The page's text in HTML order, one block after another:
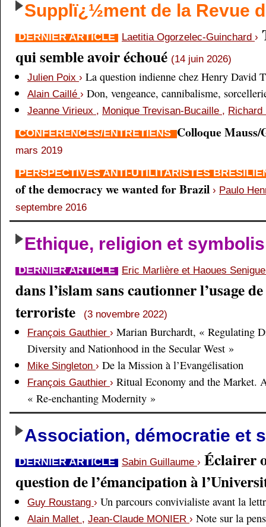
Supplï¿½ment de la Revue
DERNIER ARTICLE Laetitia Ogorzelec-Guinchard ›
qui semble avoir échoué (14 juin 2026)
Julien Poix › La question indienne chez Henry David
Alain Caillé › Don, vengeance, cannibalisme,
Jeanne Virieux , Monique Trevisan-Bucaille ,
CONFÉRENCES/ENTRETIENS Colloque
mars 2019
PERSPECTIVES ANTI-UTILITARISTES
of the democracy we wanted for Brazil › Paulo
septembre 2016
Ethique, religion et
DERNIER ARTICLE Eric Marlière et Haoues
dans l’islam sans cautionner l’usage
terroriste
(3 novembre 2022)
François Gauthier › Marian Burchardt, « Regulating
Diversity and Nationhood in the Secular West »
Mike Singleton › De la Mission à l’Evangélisation
François Gauthier › Ritual Economy and the Market.
« Re-enchanting Modernity »
Association, démocratie et
DERNIER ARTICLE Sabin Guillaume › Éclairer
question de l’émancipation à
Guy Roustang › Un parcours convivialiste avant la
Alain Mallet , Jean-Claude MONIER › Note sur la